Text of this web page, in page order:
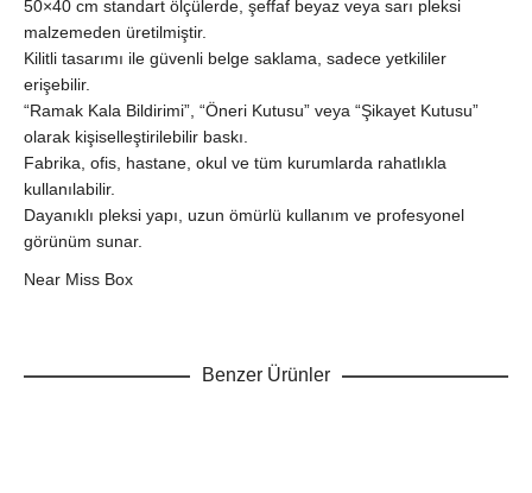
50×40 cm standart ölçülerde, şeffaf beyaz veya sarı pleksi
malzemeden üretilmiştir.
Kilitli tasarımı ile güvenli belge saklama, sadece yetkililer
erişebilir.
“Ramak Kala Bildirimi”, “Öneri Kutusu” veya “Şikayet Kutusu”
olarak kişiselleştirilebilir baskı.
Fabrika, ofis, hastane, okul ve tüm kurumlarda rahatlıkla
kullanılabilir.
Dayanıklı pleksi yapı, uzun ömürlü kullanım ve profesyonel
görünüm sunar.
Near Miss Box
Benzer Ürünler